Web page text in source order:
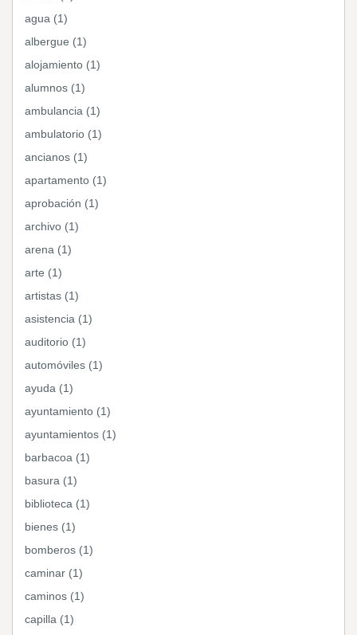
agua (1)
albergue (1)
alojamiento (1)
alumnos (1)
ambulancia (1)
ambulatorio (1)
ancianos (1)
apartamento (1)
aprobación (1)
archivo (1)
arena (1)
arte (1)
artistas (1)
asistencia (1)
auditorio (1)
automóviles (1)
ayuda (1)
ayuntamiento (1)
ayuntamientos (1)
barbacoa (1)
basura (1)
biblioteca (1)
bienes (1)
bomberos (1)
caminar (1)
caminos (1)
capilla (1)